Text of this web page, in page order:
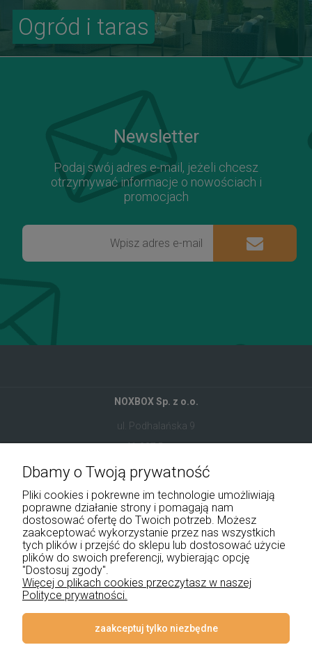
Ogród i taras
Newsletter
Podaj swój adres e-mail, jeżeli chcesz
otrzymywać informacje o nowościach i
promocjach
NOXBOX Sp. z o.o.
ul. Podhalańska 9
41-907 Bytom
+48 534 555 344
sklep@noxbox.pl
Pomoc
Płatności i dostawa
Informacje
Dbamy o Twoją prywatność
Pliki cookies i pokrewne im technologie umożliwiają
poprawne działanie strony i pomagają nam
dostosować ofertę do Twoich potrzeb. Możesz
zaakceptować wykorzystanie przez nas wszystkich
tych plików i przejść do sklepu lub dostosować użycie
plików do swoich preferencji, wybierając opcję
"Dostosuj zgody".
Więcej o plikach cookies przeczytasz w naszej
Polityce prywatności.
zaakceptuj tylko niezbędne